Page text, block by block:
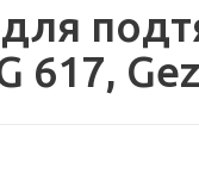
617,